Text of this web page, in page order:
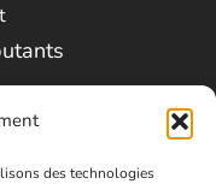
des technologies